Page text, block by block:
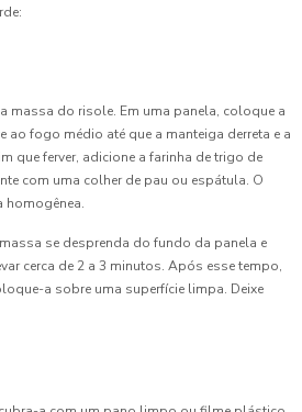
massa do risole. Em uma panela, coloque a
ao fogo médio até que a manteiga derreta e a
que ferver, adicione a farinha de trigo de
com uma colher de pau ou espátula. O
homogênea.
se desprenda do fundo da panela e
cerca de 2 a 3 minutos. Após esse tempo,
a sobre uma superfície limpa. Deixe